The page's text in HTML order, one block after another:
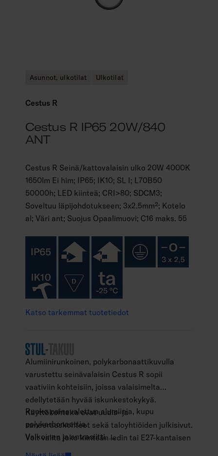
Asunnot, ulkotilat Ulkotilat
Cestus R
Cestus R IP65 20W/840
ANT
Cestus R Seinä/kattovalaisin ulko 20W 4000K
1650lm Ei him; IP65; IK10; SL I; L70B50
50000h; LED kiinteä; CRI>80; SDCM3;
Soveltuu läpijohdotukseen; 3x2.5mm²; Kotelo
al; Väri ant; Suojus Opaalimuovi; C16 maks. 55
Katso tarkemmat tuotetiedot
Alumiinirunkoinen, polykarbonaattikuvulla
varustettu seinävalaisin Cestus R sopii
vaativiin kohteisiin, joissa valaisimelta
edellytetään hyvää iskunkestokykyä.
Käyttökohteita ovat uudis- ja
saneerauskohteet sekä taloyhtiöiden julkisivut.
Voit valita joko kiinteän ledin tai E27-kantaisen
Runko painevalettua alumiinia, kupu
polykarbonaattia.
Valkoinen ja antrasiitti.